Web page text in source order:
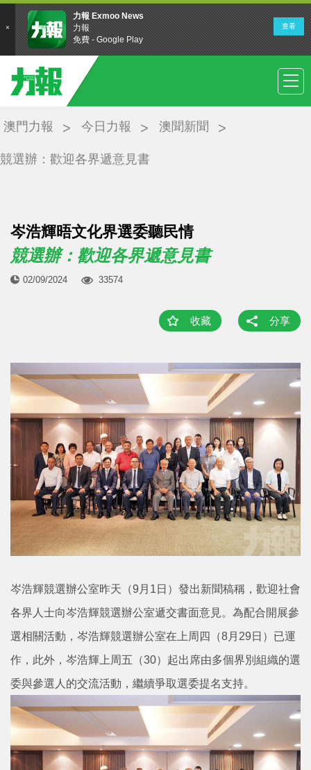
澳門力報 今日力報 澳聞新聞
競選辦：歡迎各界遞意見書
岑浩輝晤文化界選委聽民情
競選辦：歡迎各界遞意見書
02/09/2024 33574
收藏 分享
岑浩輝競選辦公室昨天（9月1日）發出新聞稿稱，歡迎社會
各界人士向岑浩輝競選辦公室遞交書面意見。為配合開展參
選相關活動，岑浩輝競選辦公室在上周四（8月29日）已運
作，此外，岑浩輝上周五（30）起出席由多個界別組織的選
委與參選人的交流活動，繼續爭取選委提名支持。